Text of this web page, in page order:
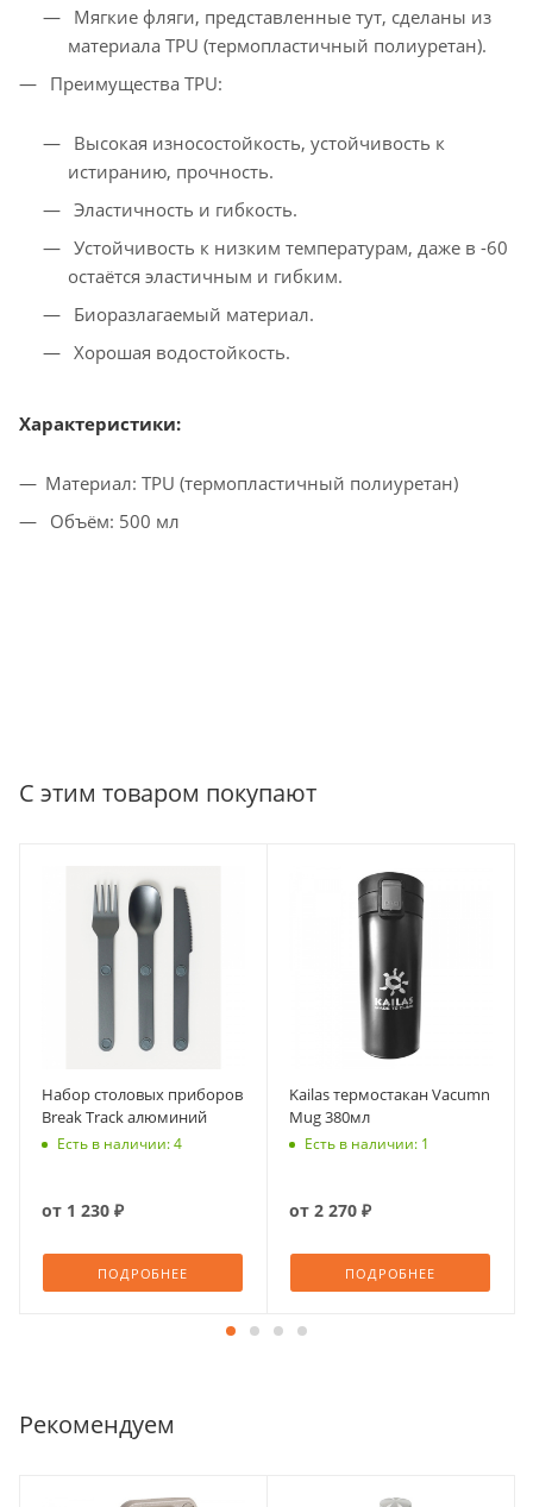
Мягкие фляги, представленные тут, сделаны из
материала TPU (термопластичный полиуретан).
Преимущества TPU:
Высокая износостойкость, устойчивость к
истиранию, прочность.
Эластичность и гибкость.
Устойчивость к низким температурам, даже в -60
остаётся эластичным и гибким.
Биоразлагаемый материал.
Хорошая водостойкость.
Характеристики:
Материал: TPU (термопластичный полиуретан)
Объём: 500 мл
С этим товаром покупают
Набор столовых приборов
Break Track алюминий
Есть в наличии: 4
от 1 230 ₽
ПОДРОБНЕЕ
Kailas термостакан Vacumn
Mug 380мл
Есть в наличии: 1
от 2 270 ₽
ПОДРОБНЕЕ
Рекомендуем